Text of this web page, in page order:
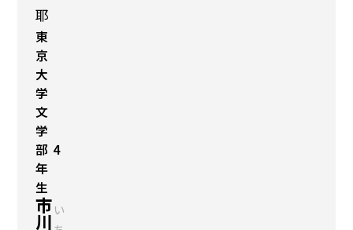
東
京
大
学
文
学
部 4
年
生
市
川 い